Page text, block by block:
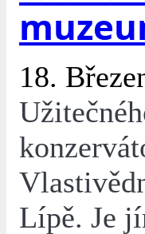
18.
Lípě. Je